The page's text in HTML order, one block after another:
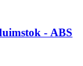
- ABS